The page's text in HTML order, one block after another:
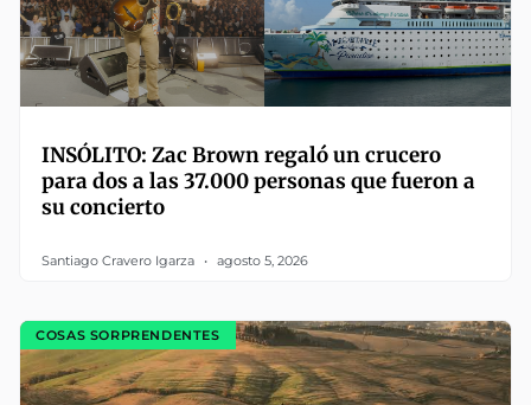
INSÓLITO: Zac Brown regaló un crucero
para dos a las 37.000 personas que fueron a
su concierto
Santiago Cravero Igarza agosto 5, 2026
COSAS SORPRENDENTES